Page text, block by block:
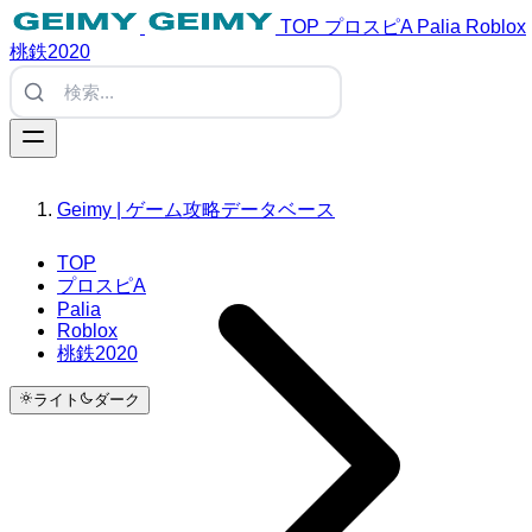
TOP プロスピA Palia Roblox
桃鉄2020
TOP
プロスピA
Palia
Roblox
桃鉄2020
ライト ダーク
Geimy | ゲーム攻略データベース